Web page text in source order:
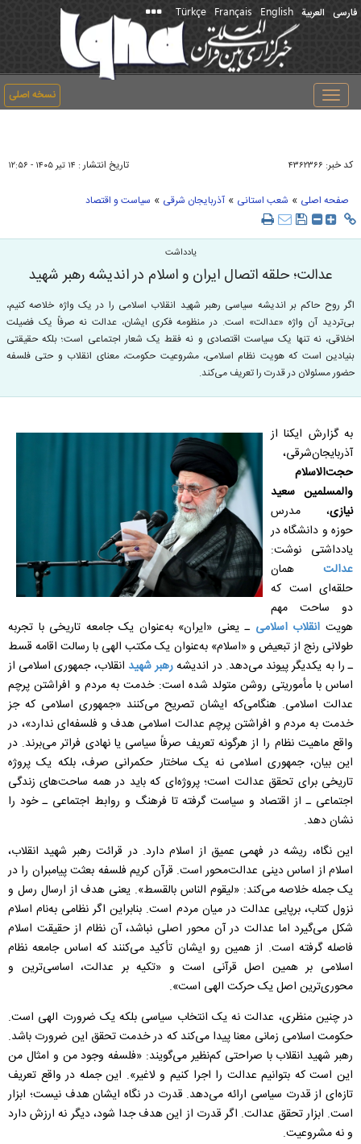
فارسی العربیة English
Français
Türkçe
نسخه اصلی
Toggle
navigation
کد خبر: ۴۳۶۲۳۶۶ تاریخ انتشار : ۱۴ تير ۱۴۰۵ - ۱۲:۵۶
صفحه اصلی » شعب استانی » آذربایجان شرقی » سیاست و اقتصاد
یادداشت
عدالت؛ حلقه اتصال ایران و اسلام در اندیشه رهبر شهید
اگر روح حاکم بر اندیشه سیاسی رهبر شهید انقلاب اسلامی را در یک واژه خلاصه کنیم،
بی‌تردید آن واژه «عدالت» است. در منظومه فکری ایشان، عدالت نه صرفاً یک فضیلت
اخلاقی، نه تنها یک سیاست اقتصادی و نه فقط یک شعار اجتماعی است؛ بلکه حقیقتی
بنیادین است که هویت نظام اسلامی، مشروعیت حکومت، معنای انقلاب و حتی فلسفه
حضور مسئولان در قدرت را تعریف می‌کند.
به گزارش ایکنا از
آذربایجان‌شرقی،
حجت‌الاسلام
والمسلمین سعید
نیازی، مدرس
حوزه و دانشگاه در
یادداشتی نوشت:
عدالت
همان
حلقه‌ای است که
دو ساحت مهم
هویت انقلاب اسلامی ـ یعنی «ایران» به‌عنوان یک جامعه تاریخی با تجربه
طولانی رنج از تبعیض و «اسلام» به‌عنوان یک مکتب الهی با رسالت اقامه قسط
ـ را به یکدیگر پیوند می‌دهد. در اندیشهرهبر شهید انقلاب، جمهوری اسلامی از
اساس با مأموریتی روشن متولد شده است: خدمت به مردم و افراشتن پرچم
عدالت اسلامی. هنگامی‌که ایشان تصریح می‌کنند «جمهوری اسلامی که جز
خدمت به مردم و افراشتن پرچم عدالت اسلامی هدف و فلسفه‌ای ندارد»، در
واقع ماهیت نظام را از هرگونه تعریف صرفاً سیاسی یا نهادی فراتر می‌برند. در
این بیان، جمهوری اسلامی نه یک ساختار حکمرانی صرف، بلکه یک پروژه
تاریخی برای تحقق عدالت است؛ پروژه‌ای که باید در همه ساحت‌های زندگی
اجتماعی ـ از اقتصاد و سیاست گرفته تا فرهنگ و روابط اجتماعی ـ خود را
نشان دهد.
این نگاه، ریشه در فهمی عمیق از اسلام دارد. در قرائت رهبر شهید انقلاب،
اسلام از اساس دینی عدالت‌محور است. قرآن کریم فلسفه بعثت پیامبران را در
یک جمله خلاصه می‌کند: «لیقوم الناس بالقسط». یعنی هدف از ارسال رسل و
نزول کتاب، برپایی عدالت در میان مردم است. بنابراین اگر نظامی به‌نام اسلام
شکل می‌گیرد اما عدالت در آن محور اصلی نباشد، آن نظام از حقیقت اسلام
فاصله گرفته است. از همین رو ایشان تأکید می‌کنند که اساس جامعه نظام
اسلامی بر همین اصل قرآنی است و «تکیه بر عدالت، اساسی‌ترین و
محوری‌ترین اصل یک حرکت الهی است».
در چنین منظری، عدالت نه یک انتخاب سیاسی بلکه یک ضرورت الهی است.
حکومت اسلامی زمانی معنا پیدا می‌کند که در خدمت تحقق این ضرورت باشد.
رهبر شهید انقلاب با صراحتی کم‌نظیر می‌گویند: «فلسفه وجود من و امثال من
این است که بتوانیم عدالت را اجرا کنیم و لاغیر». این جمله در واقع تعریف
تازه‌ای از قدرت سیاسی ارائه می‌دهد. قدرت در نگاه ایشان هدف نیست؛ ابزار
است. ابزار تحقق عدالت. اگر قدرت از این هدف جدا شود، دیگر نه ارزش دارد
و نه مشروعیت.